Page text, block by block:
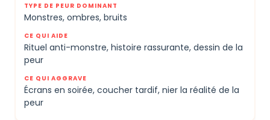
Monstres, ombres, bruits
Rituel anti-monstre, histoire rassurante, dessin de la
peur
Écrans en soirée, coucher tardif, nier la réalité de la
peur